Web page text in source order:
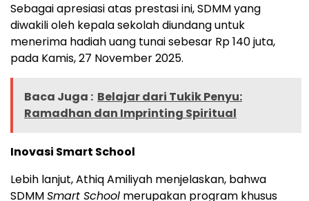
Sebagai apresiasi atas prestasi ini, SDMM yang
diwakili oleh kepala sekolah diundang untuk
menerima hadiah uang tunai sebesar Rp 140 juta,
pada Kamis, 27 November 2025.
Baca Juga : Belajar dari Tukik Penyu:
Ramadhan dan Imprinting Spiritual
Inovasi Smart School
Lebih lanjut, Athiq Amiliyah menjelaskan, bahwa
SDMMSmart School merupakan program khusus